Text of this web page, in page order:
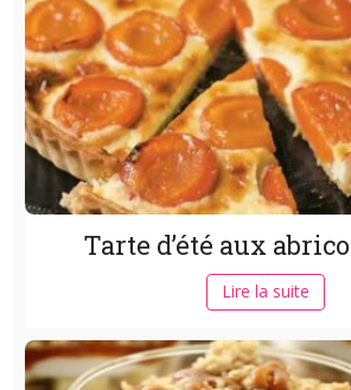
Tarte d’été aux
Lire la suite